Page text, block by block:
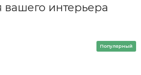
интерьера
Популярный